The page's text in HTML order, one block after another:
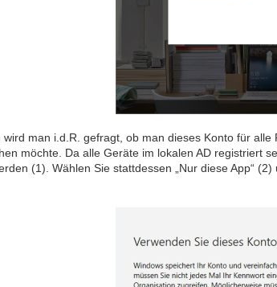
man i.d.R. gefragt, ob man dieses Konto für
möchte. Da alle Geräte im lokalen AD registriert
(1). Wählen Sie stattdessen „Nur diese App“ (2)